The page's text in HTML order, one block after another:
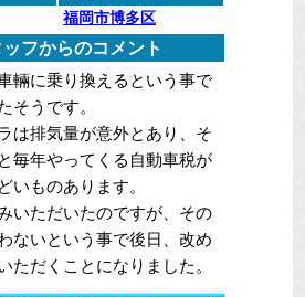
福岡市博多区
フからのコメント
輛に乗り換えるという事で
そうです。
は排気量が意外とあり、そ
毎年やってくる自動車税が
いものあります。
いただいたのですが、その
ないという事で後日、改め
ただくことになりました。